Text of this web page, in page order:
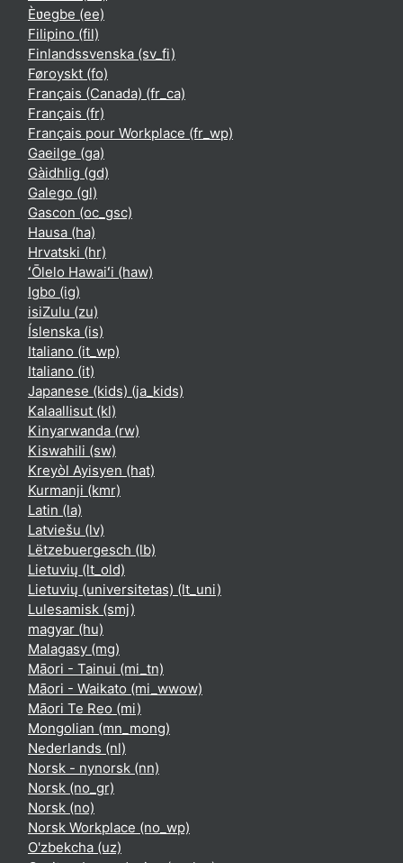
Èʋegbe ‎(ee)‎
Filipino ‎(fil)‎
Finlandssvenska ‎(sv_fi)‎
Føroyskt ‎(fo)‎
Français (Canada) ‎(fr_ca)‎
Français ‎(fr)‎
Français pour Workplace ‎(fr_wp)‎
Gaeilge ‎(ga)‎
Gàidhlig ‎(gd)‎
Galego ‎(gl)‎
Gascon ‎(oc_gsc)‎
Hausa ‎(ha)‎
Hrvatski ‎(hr)‎
ʻŌlelo Hawaiʻi ‎(haw)‎
Igbo ‎(ig)‎
isiZulu ‎(zu)‎
Íslenska ‎(is)‎
Italiano ‎(it_wp)‎
Italiano ‎(it)‎
Japanese (kids) ‎(ja_kids)‎
Kalaallisut ‎(kl)‎
Kinyarwanda ‎(rw)‎
Kiswahili ‎(sw)‎
Kreyòl Ayisyen ‎(hat)‎
Kurmanji ‎(kmr)‎
Latin ‎(la)‎
Latviešu ‎(lv)‎
Lëtzebuergesch ‎(lb)‎
Lietuvių ‎(lt_old)‎
Lietuvių (universitetas) ‎(lt_uni)‎
Lulesamisk ‎(smj)‎
magyar ‎(hu)‎
Malagasy ‎(mg)‎
Māori - Tainui ‎(mi_tn)‎
Māori - Waikato ‎(mi_wwow)‎
Māori Te Reo ‎(mi)‎
Mongolian ‎(mn_mong)‎
Nederlands ‎(nl)‎
Norsk - nynorsk ‎(nn)‎
Norsk ‎(no_gr)‎
Norsk ‎(no)‎
Norsk Workplace ‎(no_wp)‎
O'zbekcha ‎(uz)‎